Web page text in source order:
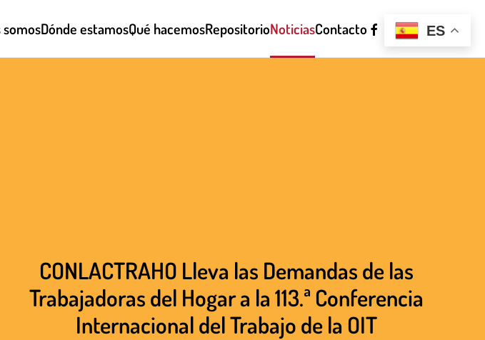
somosDónde estamosQué hacemosRepositorioNoticiasContacto
CONLACTRAHO Lleva las Demandas de las
Trabajadoras del Hogar a la 113.ª Conferencia
Internacional del Trabajo de la OIT
ES